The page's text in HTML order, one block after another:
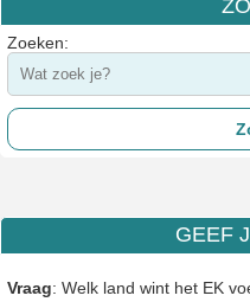
Zoeken:
GEEF
Vraag: Welk land wint het EK